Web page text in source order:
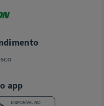
app